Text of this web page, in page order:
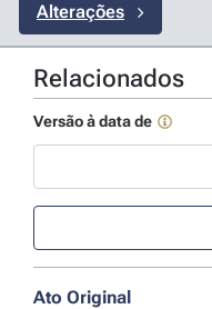
Alterações
Relacionados
Versão à data de
Use a tecla de seta para
Ato Original